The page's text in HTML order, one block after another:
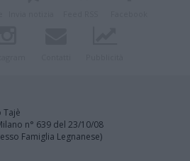
n° 639 del 23/10/08
Famiglia Legnanese)